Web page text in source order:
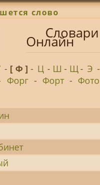
слово
Словари
Онлайн
- [ Ф ]- Ц - Ш - Щ- Э -
Форг - Форт - Фото